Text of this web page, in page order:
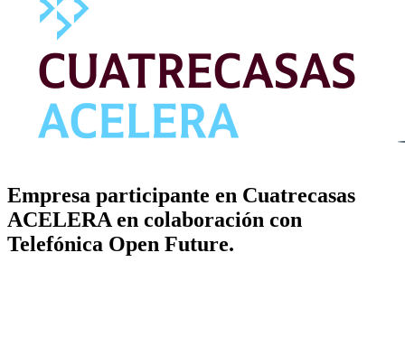
Empresa participante en Cuatrecasas
ACELERA en colaboración con
Telefónica Open Future.